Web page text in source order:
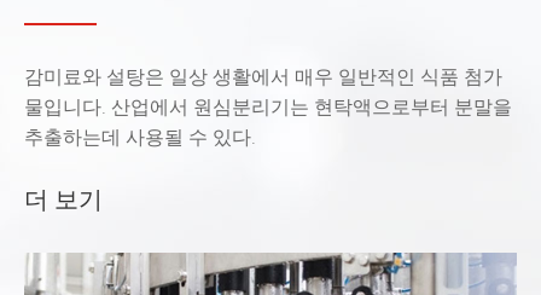
감미료와 설탕은 일상 생활에서 매우 일반적인 식품 첨가
물입니다. 산업에서 원심분리기는 현탁액으로부터 분말을
추출하는데 사용될 수 있다.
더 보기